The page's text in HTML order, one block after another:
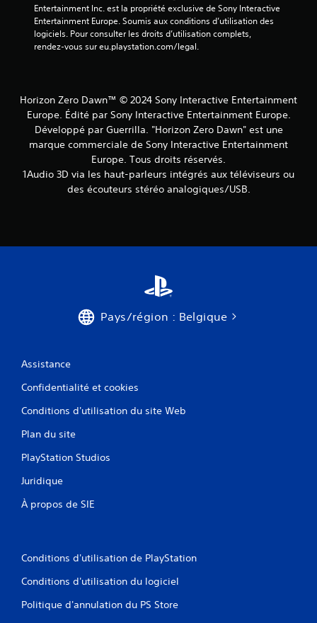
Entertainment Inc. est la propriété exclusive de Sony Interactive
Entertainment Europe. Soumis aux conditions d’utilisation des
logiciels. Pour consulter les droits d’utilisation complets,
rendez-vous sur eu.playstation.com/legal.
Horizon Zero Dawn™ © 2024 Sony Interactive Entertainment
Europe. Édité par Sony Interactive Entertainment Europe.
Développé par Guerrilla. "Horizon Zero Dawn" est une
marque commerciale de Sony Interactive Entertainment
Europe. Tous droits réservés.
1Audio 3D via les haut-parleurs intégrés aux téléviseurs ou
des écouteurs stéréo analogiques/USB.
Pays/région : Belgique
Assistance
Confidentialité et cookies
Conditions d'utilisation du site Web
Plan du site
PlayStation Studios
Juridique
À propos de SIE
Conditions d'utilisation de PlayStation
Conditions d'utilisation du logiciel
Politique d'annulation du PS Store